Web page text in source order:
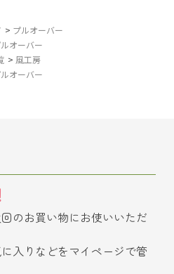
> プルオーバー
オーバー
> 風工房
オーバー
のお買い物にお使いいただ
入りなどをマイページで管